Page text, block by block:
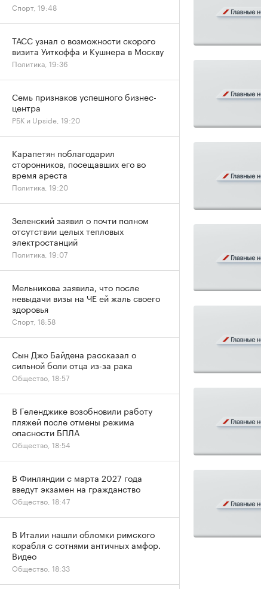
Спорт, 19:48
ТАСС узнал о возможности скорого
визита Уиткоффа и Кушнера в Москву
Политика, 19:36
Семь признаков успешного бизнес-
центра
РБК и Upside, 19:20
Карапетян поблагодарил
сторонников, посещавших его во
время ареста
Политика, 19:20
Зеленский заявил о почти полном
отсутствии целых тепловых
электростанций
Политика, 19:07
Мельникова заявила, что после
невыдачи визы на ЧЕ ей жаль своего
здоровья
Спорт, 18:58
Сын Джо Байдена рассказал о
сильной боли отца из-за рака
Общество, 18:57
В Геленджике возобновили работу
пляжей после отмены режима
опасности БПЛА
Общество, 18:54
В Финляндии с марта 2027 года
введут экзамен на гражданство
Общество, 18:47
В Италии нашли обломки римского
корабля с сотнями античных амфор.
Видео
Общество, 18:33